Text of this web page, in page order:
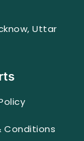
Uttar
Conditions